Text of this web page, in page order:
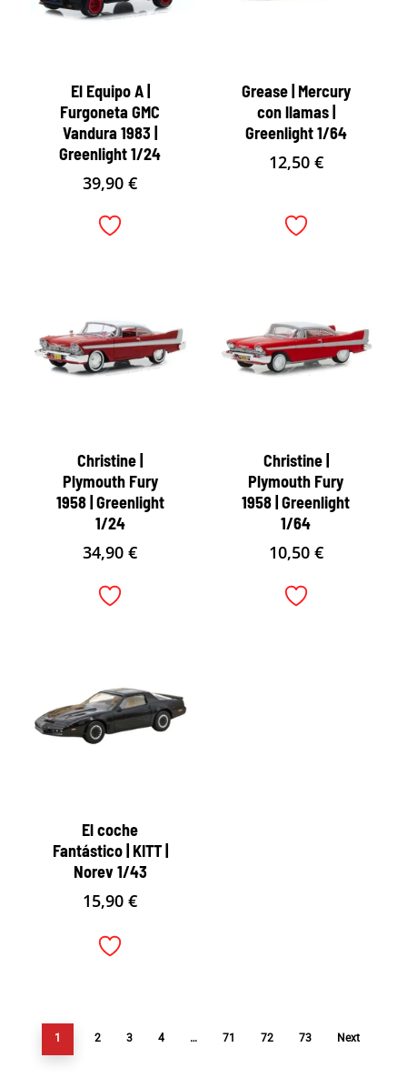
El Equipo A |
Furgoneta GMC
Vandura 1983 |
Greenlight 1/24
39,90€
Grease | Mercury
con llamas |
Greenlight 1/64
12,50 €
Christine |
Plymouth Fury
1958 | Greenlight
1/24
34,90€
Christine |
Plymouth Fury
1958 | Greenlight
1/64
10,50 €
El coche
Fantástico | KITT |
Norev 1/43
15,90€
1 2 3 4 … 71 72 73 Next